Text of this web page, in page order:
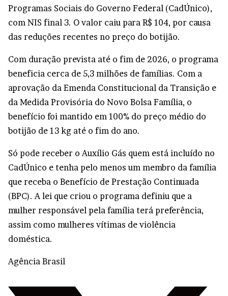
Programas Sociais do Governo Federal (CadÚnico),
com NIS final 3. O valor caiu para R$ 104, por causa
das reduções recentes no preço do botijão.
Com duração prevista até o fim de 2026, o programa
beneficia cerca de 5,3 milhões de famílias. Com a
aprovação da Emenda Constitucional da Transição e
da Medida Provisória do Novo Bolsa Família, o
benefício foi mantido em 100% do preço médio do
botijão de 13 kg até o fim do ano.
Só pode receber o Auxílio Gás quem está incluído no
CadÚnico e tenha pelo menos um membro da família
que receba o Benefício de Prestação Continuada
(BPC). A lei que criou o programa definiu que a
mulher responsável pela família terá preferência,
assim como mulheres vítimas de violência
doméstica.
Agência Brasil